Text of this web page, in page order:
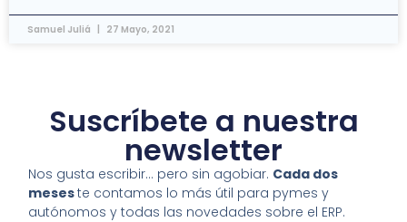
Samuel Juliá 27 Mayo, 2021
Suscríbete a nuestra
newsletter
Nos gusta escribir… pero sin agobiar. Cada dos
meseste contamos lo más útil para pymes y
autónomos y todas las novedades sobre el ERP.